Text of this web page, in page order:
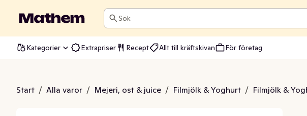
Sök
Kategorier Extrapriser Recept Allt till kräftskivan För företag
Start / Alla varor / Mejeri, ost & juice / Filmjölk & Yoghurt / Filmjölk &
2% Skogsbär